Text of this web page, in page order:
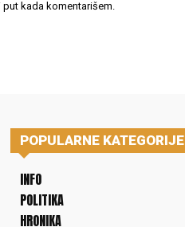
kada komentarišem.
POPULARNE KATEGORIJE
INFO
POLITIKA
HRONIKA